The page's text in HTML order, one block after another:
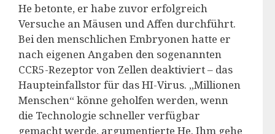
He betonte, er habe zuvor erfolgreich
Versuche an Mäusen und Affen durchführt.
Bei den menschlichen Embryonen hatte er
nach eigenen Angaben den sogenannten
CCR5-Rezeptor von Zellen deaktiviert – das
Haupteinfallstor für das HI-Virus. „Millionen
Menschen“ könne geholfen werden, wenn
die Technologie schneller verfügbar
gemacht werde, argumentierte He. Ihm gehe